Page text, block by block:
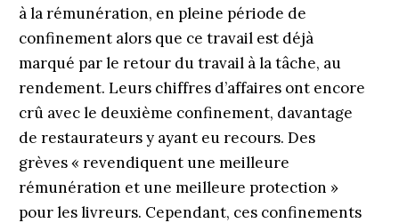
à la rémunération, en pleine période de
confinement alors que ce travail est déjà
marqué par le retour du travail à la tâche, au
rendement. Leurs chiffres d’affaires ont encore
crû avec le deuxième confinement, davantage
de restaurateurs y ayant eu recours. Des
grèves « revendiquent une meilleure
rémunération et une meilleure protection »
pour les livreurs. Cependant, ces confinements